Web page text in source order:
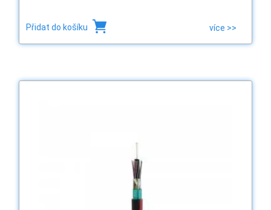
Přidat do košíku více >>